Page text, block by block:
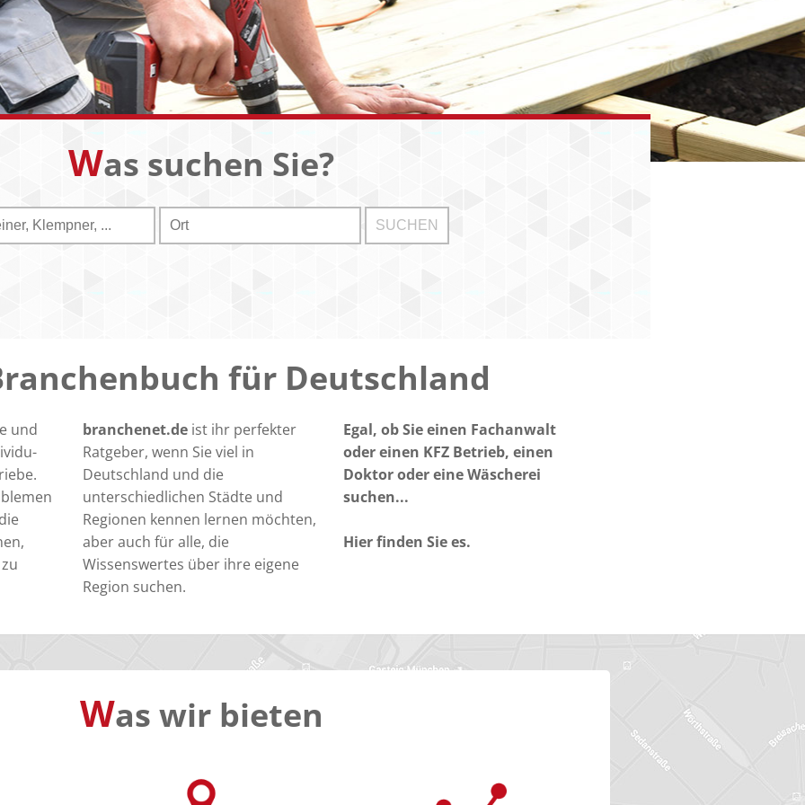
Was suchen Sie?
für Deutschland
und
branchenet.de ist ihr perfekter
Ratgeber, wenn Sie viel in
Deutschland und die
unterschiedlichen Städte und
Regionen kennen lernen möchten,
aber auch für alle, die
Wissenswertes über ihre eigene
Region suchen.
Egal, ob Sie einen Fachanwalt
oder einen KFZ Betrieb, einen
Doktor oder eine Wäscherei
suchen...
Hier finden Sie es.
Was wir bieten